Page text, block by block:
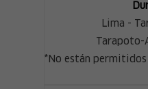
Lima -
*No están permitidos